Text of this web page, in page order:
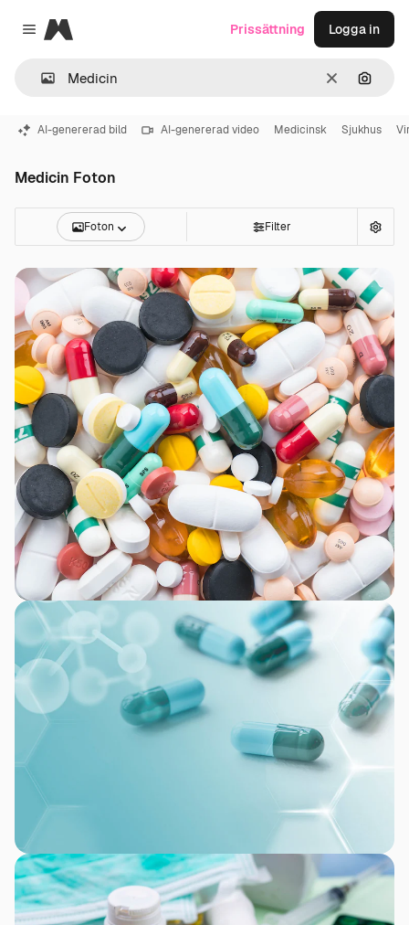
Close menu
Magnific
RensaSök
Prissättning Logga in
AI-genererad bild AI-genererad video Medicinsk Sjukhus
Medicin Foton
Foton Filter